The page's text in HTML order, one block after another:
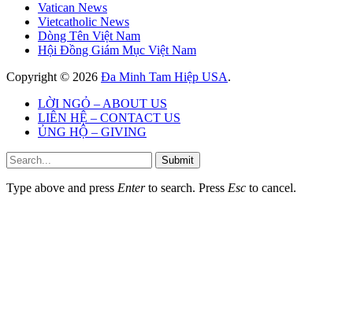
Vatican News
Vietcatholic News
Dòng Tên Việt Nam
Hội Đồng Giám Mục Việt Nam
Copyright © 2026 Đa Minh Tam Hiệp USA.
LỜI NGỎ – ABOUT US
LIÊN HỆ – CONTACT US
ỦNG HỘ – GIVING
Submit
Type above and press Enterto search. Press Esc to cancel.